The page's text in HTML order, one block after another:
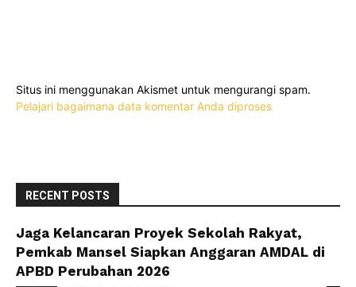
Situs ini menggunakan Akismet untuk mengurangi spam.
Pelajari bagaimana data komentar Anda diproses
RECENT POSTS
Jaga Kelancaran Proyek Sekolah Rakyat,
Pemkab Mansel Siapkan Anggaran AMDAL di
APBD Perubahan 2026